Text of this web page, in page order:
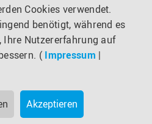
Cookies verwendet.
benötigt, während es
Ihre Nutzererfahrung auf
( Impressum |
Akzeptieren
Frauen Osnabrück Stadt
Osnabrück
/ Jugendarbeit / Jugendsozialarbeit
Ja
Laurentiushaus -
für